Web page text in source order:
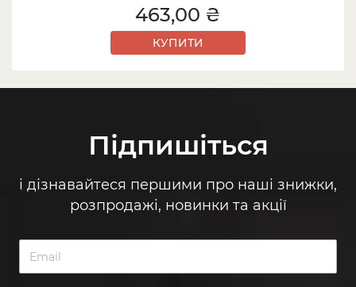
463,00 ₴
КУПИТИ
Підпишіться
і дізнавайтеся першими про наші знижки,
розпродажі, новинки та акції